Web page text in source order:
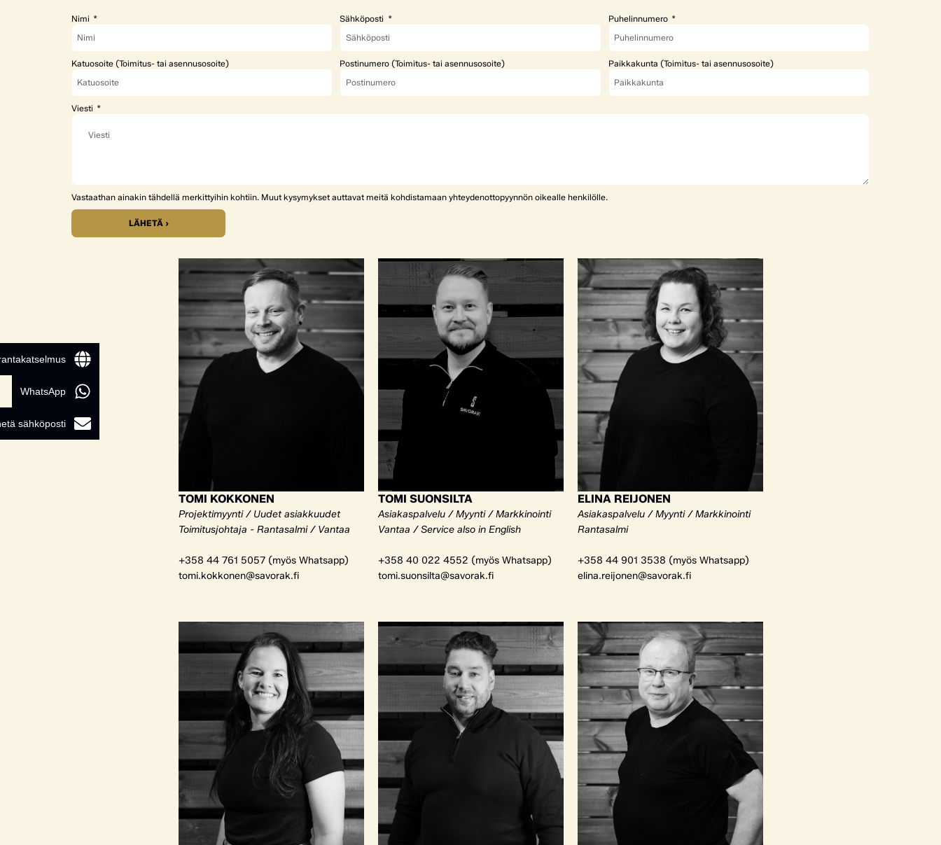
Nimi Sähköposti Puhelinnumero
Katuosoite (Toimitus- tai asennusosoite) Postinumero (Toimitus- tai asennusosoite) Paikkakunta (Toimitus- tai asennusosoite)
Viesti
Vastaathan ainakin tähdellä merkittyihin kohtiin. Muut kysymykset auttavat meitä kohdistamaan yhteydenottopyynnön oikealle henkilölle.
LÄHETÄ ›
TOMI KOKKONEN
Projektimyynti / Uudet asiakkuudet
Toimitusjohtaja - Rantasalmi / Vantaa
+358 44 761 5057 (myös Whatsapp)
tomi.kokkonen@savorak.fi
TOMI SUONSILTA
Asiakaspalvelu / Myynti / Markkinointi
Vantaa / Service also in English
+358 40 022 4552 (myös Whatsapp)
tomi.suonsilta@savorak.fi
ELINA REIJONEN
Asiakaspalvelu / Myynti / Markkinointi
Rantasalmi
+358 44 901 3538 (myös Whatsapp)
elina.reijonen@savorak.fi
WhatsApp
sähköposti